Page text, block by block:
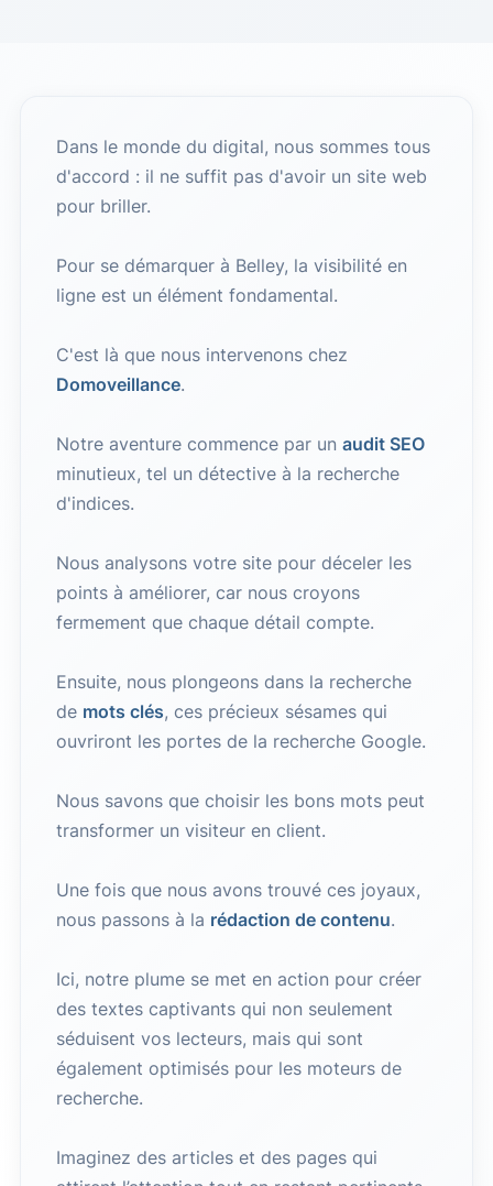
Dans le monde du digital, nous sommes tous
d'accord : il ne suffit pas d'avoir un site web
pour briller.
Pour se démarquer à Belley, la visibilité en
ligne est un élément fondamental.
C'est là que nous intervenons chez
Domoveillance.
Notre aventure commence par un audit SEO
minutieux, tel un détective à la recherche
d'indices.
Nous analysons votre site pour déceler les
points à améliorer, car nous croyons
fermement que chaque détail compte.
Ensuite, nous plongeons dans la recherche
de mots clés, ces précieux sésames qui
ouvriront les portes de la recherche Google.
Nous savons que choisir les bons mots peut
transformer un visiteur en client.
Une fois que nous avons trouvé ces joyaux,
nous passons à la rédaction de contenu.
Ici, notre plume se met en action pour créer
des textes captivants qui non seulement
séduisent vos lecteurs, mais qui sont
également optimisés pour les moteurs de
recherche.
Imaginez des articles et des pages qui